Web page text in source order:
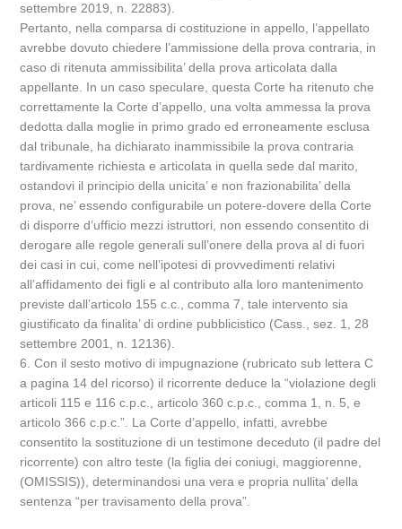
settembre 2019, n. 22883).
Pertanto, nella comparsa di costituzione in appello, l’appellato
avrebbe dovuto chiedere l’ammissione della prova contraria, in
caso di ritenuta ammissibilita’ della prova articolata dalla
appellante. In un caso speculare, questa Corte ha ritenuto che
correttamente la Corte d’appello, una volta ammessa la prova
dedotta dalla moglie in primo grado ed erroneamente esclusa
dal tribunale, ha dichiarato inammissibile la prova contraria
tardivamente richiesta e articolata in quella sede dal marito,
ostandovi il principio della unicita’ e non frazionabilita’ della
prova, ne’ essendo configurabile un potere-dovere della Corte
di disporre d’ufficio mezzi istruttori, non essendo consentito di
derogare alle regole generali sull’onere della prova al di fuori
dei casi in cui, come nell’ipotesi di provvedimenti relativi
all’affidamento dei figli e al contributo alla loro mantenimento
previste dall’articolo 155 c.c., comma 7, tale intervento sia
giustificato da finalita’ di ordine pubblicistico (Cass., sez. 1, 28
settembre 2001, n. 12136).
6. Con il sesto motivo di impugnazione (rubricato sub lettera C
a pagina 14 del ricorso) il ricorrente deduce la “violazione degli
articoli 115 e 116 c.p.c., articolo 360 c.p.c., comma 1, n. 5, e
articolo 366 c.p.c.”. La Corte d’appello, infatti, avrebbe
consentito la sostituzione di un testimone deceduto (il padre del
ricorrente) con altro teste (la figlia dei coniugi, maggiorenne,
(OMISSIS)), determinandosi una vera e propria nullita’ della
sentenza “per travisamento della prova”.